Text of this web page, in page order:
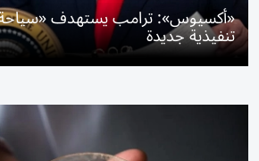
«أكسيوس»: ترامب يستهدف «سياحة
تنفيذية جديدة